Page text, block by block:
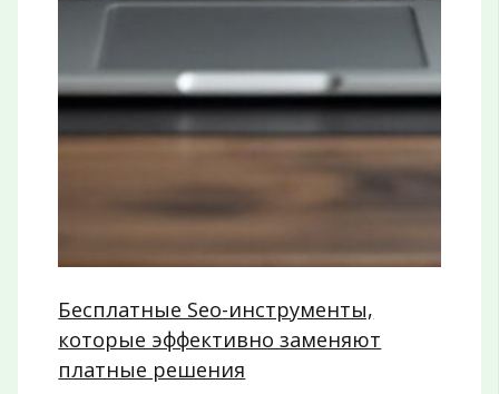
Бесплатные Seo-инструменты,
которые эффективно заменяют
платные решения